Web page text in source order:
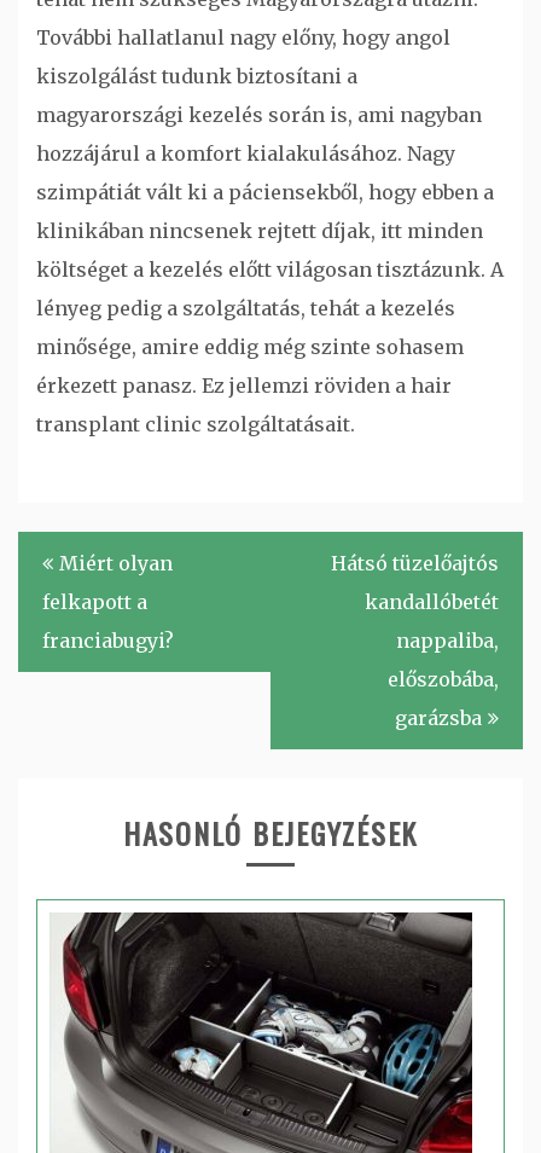
További hallatlanul nagy előny, hogy angol
kiszolgálást tudunk biztosítani a
magyarországi kezelés során is, ami nagyban
hozzájárul a komfort kialakulásához. Nagy
szimpátiát vált ki a páciensekből, hogy ebben a
klinikában nincsenek rejtett díjak, itt minden
költséget a kezelés előtt világosan tisztázunk. A
lényeg pedig a szolgáltatás, tehát a kezelés
minősége, amire eddig még szinte sohasem
érkezett panasz. Ez jellemzi röviden a hair
transplant clinic szolgáltatásait.
Bejegyzés
navigáció
Miért olyan
felkapott a
franciabugyi?
Hátsó tüzelőajtós
kandallóbetét
nappaliba,
előszobába,
garázsba
HASONLÓ BEJEGYZÉSEK